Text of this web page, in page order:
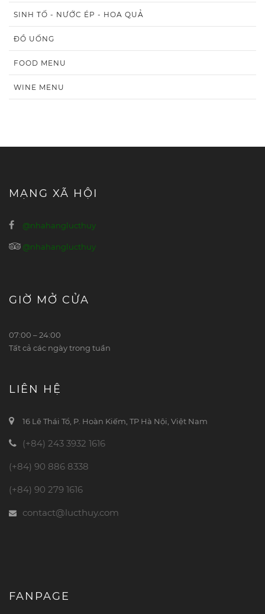
SINH TỐ - NƯỚC ÉP - HOA QUẢ
ĐỒ UỐNG
FOOD MENU
WINE MENU
MẠNG XÃ HỘI
@nhahanglucthuy
@nhahanglucthuy
GIỜ MỞ CỬA
07:00 – 24:00
Tất cả các ngày trong tuần
LIÊN HỆ
16 Lê Thái Tổ, P. Hoàn Kiếm, TP Hà Nội, Việt Nam
(+84) 243 3932 1616
(+84) 90 886 8338
(+84) 90 279 1616
contact@lucthuy.com
FANPAGE